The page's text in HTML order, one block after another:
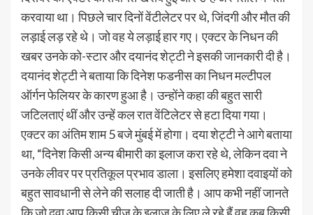
करवाया था। पिछले चार दिनों वेंटीलेटर पर थे, जिंदगी और मौत की
लड़ाई लड़ रहे थे। जो वह ये लड़ाई हार गए। एक्टर के निधन की
खबर उनके को-स्टार और दयानंद शेट्टी ने इसकी जानकारी दी है।
दयानंद शेट्टी ने बताया कि दिनेश फडनीस का निधन मल्टीपल
ऑर्गन फेलियर के कारण हुआ है। उन्होंने कहा की बहुत सारी
जटिलताएं थीं और उन्हें कल रात वेंटिलेटर से हटा दिया गया।
एक्टर का अंतिम शाम 5 बजे मुंबई में होगा। दया शेट्टी ने आगे बताया
था, “दिनेश किसी अन्य बीमारी का इलाज करा रहे थे, लेकिन दवा ने
उनके लीवर पर प्रतिकूल प्रभाव डाला। इसलिए हमेशा दवाइयों को
बहुत सावधानी से लेने की सलाह दी जाती है। आप कभी नहीं जानते